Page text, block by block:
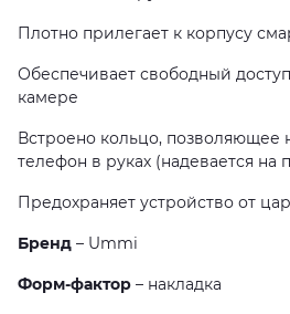
Плотно прилегает к корпусу
Обеспечивает свободный
камере
Встроено кольцо, позволяющее
телефон в руках (надевается на
Предохраняет устройство от
Бренд – Ummi
Форм-фактор – накладка